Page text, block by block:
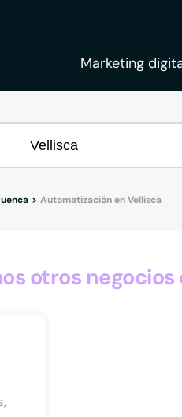
Marketing
Automatización en Vellisca
otros